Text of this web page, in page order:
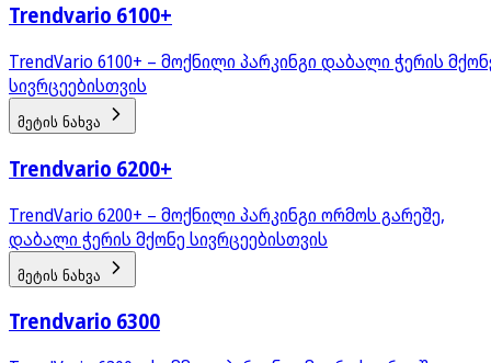
Trendvario 6100+
TrendVario 6100+ – მოქნილი პარკინგი დაბალი ჭერის
სივრცეებისთვის
მეტის ნახვა
Trendvario 6200+
TrendVario 6200+ – მოქნილი პარკინგი ორმოს გარეშე,
დაბალი ჭერის მქონე სივრცეებისთვის
მეტის ნახვა
Trendvario 6300